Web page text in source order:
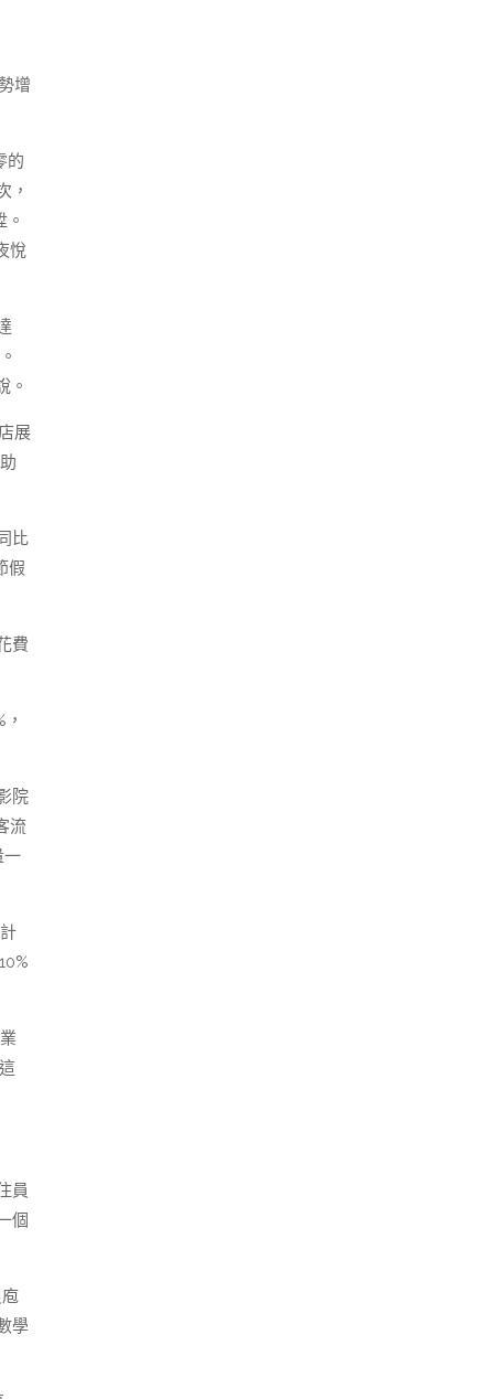
增
的
，
。
悅
。
展
比
假
費
院
流
一
員
個
學